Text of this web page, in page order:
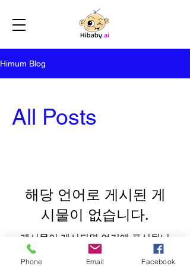
Himum Blog
All Posts
해당 언어로 게시된 게
시물이 없습니다.
게시물이 게시되면 여기에 표시됩니
다.
Phone Email Facebook